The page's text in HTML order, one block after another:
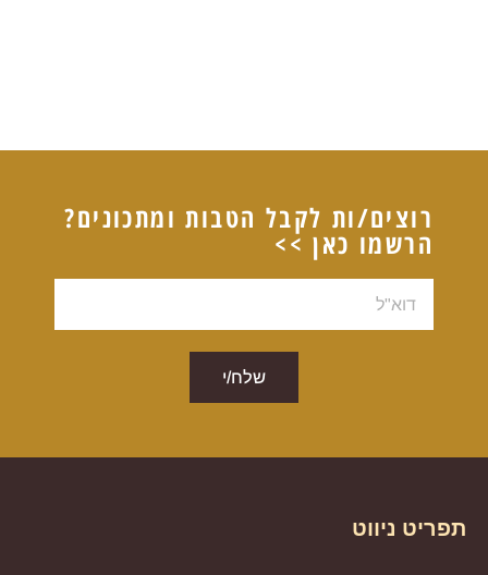
רוצים/ות לקבל הטבות ומתכונים?
הרשמו כאן >>
שלח/י
תפריט ניווט